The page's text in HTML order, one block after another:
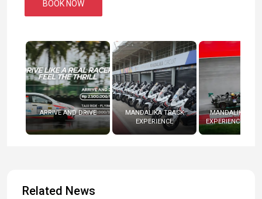
BOOK NOW
ARRIVE AND DRIVE
MANDALIKA TRACK
EXPERIENCE
MANDALIKA
EXPERIENCE
Related News